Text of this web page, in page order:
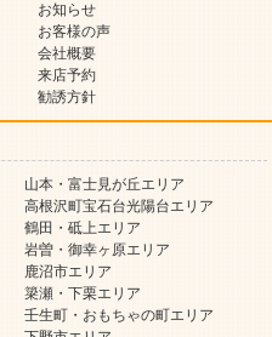
お知らせ
お客様の声
会社概要
来店予約
勧誘方針
山本・富士見が丘エリア
高根沢町宝石台光陽台エリア
鶴田・砥上エリア
岩曽・御幸ヶ原エリア
鹿沼市エリア
簗瀬・下栗エリア
壬生町・おもちゃの町エリア